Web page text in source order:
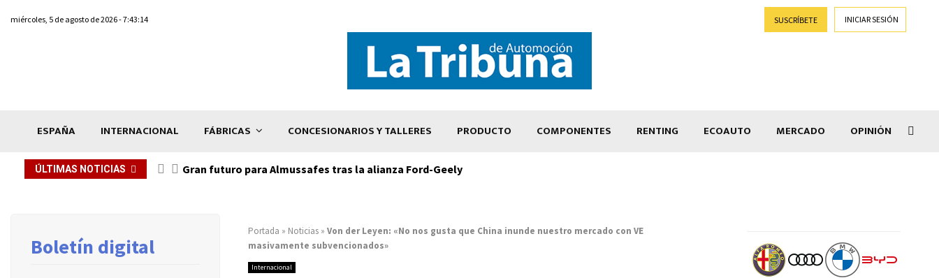
miércoles, 5 de agosto de 2026 - 7:43:14 SUSCRÍBETE INICIAR SESIÓN
ESPAÑA INTERNACIONAL FÁBRICAS CONCESIONARIOS Y TALLERES PRODUCTO COMPONENTES RENTING ECOAUTO MERCADO OPINIÓN
ÚLTIMAS NOTICIAS Gran futuro para Almussafes tras la alianza Ford-Geely
Portada » Noticias » Von der Leyen: «No nos gusta que China inunde nuestro mercado con VE
masivamente subvencionados»
Internacional
Boletín digital